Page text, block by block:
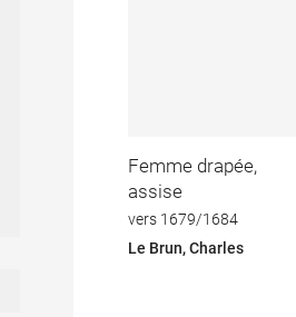
Femme drapée,
assise
vers 1679/1684
Le Brun, Charles